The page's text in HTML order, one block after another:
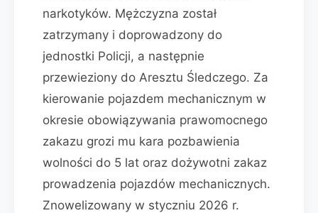
narkotyków. Mężczyzna został
zatrzymany i doprowadzony do
jednostki Policji, a następnie
przewieziony do Aresztu Śledczego. Za
kierowanie pojazdem mechanicznym w
okresie obowiązywania prawomocnego
zakazu grozi mu kara pozbawienia
wolności do 5 lat oraz dożywotni zakaz
prowadzenia pojazdów mechanicznych.
Znowelizowany w styczniu 2026 r.